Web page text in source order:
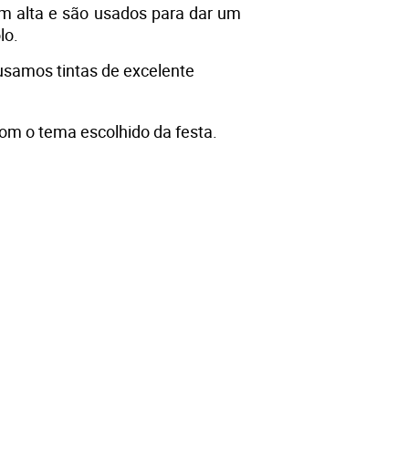
alta e são usados para dar um
tintas de excelente
o tema escolhido da festa.